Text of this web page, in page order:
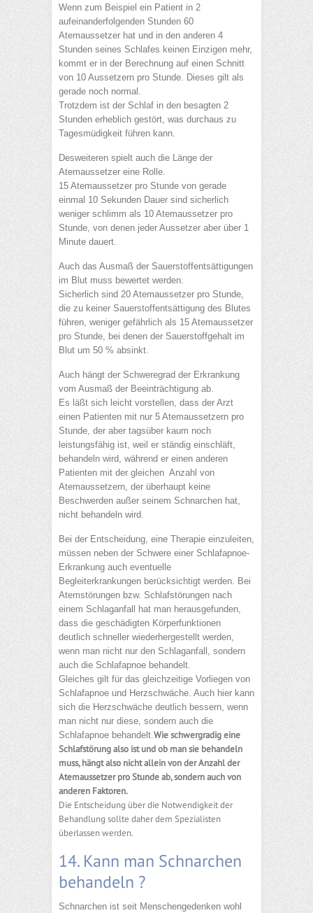
Wenn zum Beispiel ein Patient in 2
aufeinanderfolgenden Stunden 60
Atemaussetzer hat und in den anderen 4
Stunden seines Schlafes keinen Einzigen mehr,
kommt er in der Berechnung auf einen Schnitt
von 10 Aussetzern pro Stunde. Dieses gilt als
gerade noch normal.
Trotzdem ist der Schlaf in den besagten 2
Stunden erheblich gestört, was durchaus zu
Tagesmüdigkeit führen kann.
Desweiteren spielt auch die Länge der
Atemaussetzer eine Rolle.
15 Atemaussetzer pro Stunde von gerade
einmal 10 Sekunden Dauer sind sicherlich
weniger schlimm als 10 Atemaussetzer pro
Stunde, von denen jeder Aussetzer aber über 1
Minute dauert.
Auch das Ausmaß der Sauerstoffentsättigungen
im Blut muss bewertet werden.
Sicherlich sind 20 Atemaussetzer pro Stunde,
die zu keiner Sauerstoffentsättigung des Blutes
führen, weniger gefährlich als 15 Atemaussetzer
pro Stunde, bei denen der Sauerstoffgehalt im
Blut um 50 % absinkt.
Auch hängt der Schweregrad der Erkrankung
vom Ausmaß der Beeinträchtigung ab.
Es läßt sich leicht vorstellen, dass der Arzt
einen Patienten mit nur 5 Atemaussetzern pro
Stunde, der aber tagsüber kaum noch
leistungsfähig ist, weil er ständig einschläft,
behandeln wird, während er einen anderen
Patienten mit der gleichen Anzahl von
Atemaussetzern, der überhaupt keine
Beschwerden außer seinem Schnarchen hat,
nicht behandeln wird.
Bei der Entscheidung, eine Therapie einzuleiten,
müssen neben der Schwere einer Schlafapnoe-
Erkrankung auch eventuelle
Begleiterkrankungen berücksichtigt werden. Bei
Atemstörungen bzw. Schlafstörungen nach
einem Schlaganfall hat man herausgefunden,
dass die geschädigten Körperfunktionen
deutlich schneller wiederhergestellt werden,
wenn man nicht nur den Schlaganfall, sondern
auch die Schlafapnoe behandelt.
Gleiches gilt für das gleichzeitige Vorliegen von
Schlafapnoe und Herzschwäche. Auch hier kann
sich die Herzschwäche deutlich bessern, wenn
man nicht nur diese, sondern auch die
Schlafapnoe behandelt.Wie schwergradig eine
Schlafstörung also ist und ob man sie behandeln
muss, hängt also nicht allein von der Anzahl der
Atemaussetzer pro Stunde ab, sondern auch von
anderen Faktoren.
Die Entscheidung über die Notwendigkeit der
Behandlung sollte daher dem Spezialisten
überlassen werden.
14. Kann man Schnarchen
behandeln ?
Schnarchen ist seit Menschengedenken wohl